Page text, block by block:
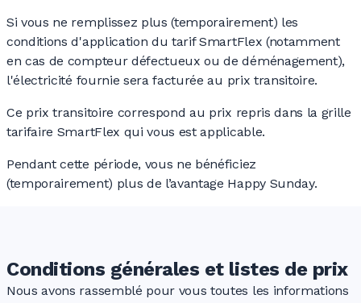
Si vous ne remplissez plus (temporairement) les
conditions d'application du tarif SmartFlex (notamment
en cas de compteur défectueux ou de déménagement),
l'électricité fournie sera facturée au prix transitoire.
Ce prix transitoire correspond au prix repris dans la grille
tarifaire SmartFlex qui vous est applicable.
Pendant cette période, vous ne bénéficiez
(temporairement) plus de l’avantage Happy Sunday.
Conditions générales et listes de prix
Nous avons rassemblé pour vous toutes les informations